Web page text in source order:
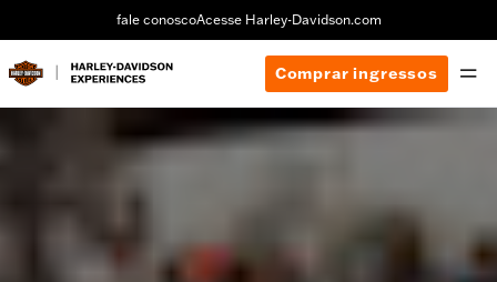
fale conoscoAcesse Harley-Davidson.com
Comprar ingressos